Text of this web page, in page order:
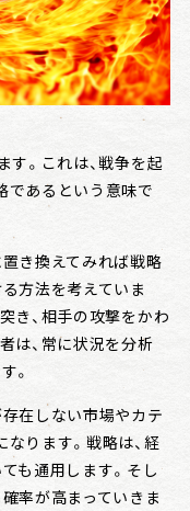
す。これは、戦争を起
であるという意味で
き換えてみれば戦略
方法を考えていま
き、相手の攻撃をかわ
は、常に状況を分析
。
在しない市場やカテ
ります。戦略は、経
も通用します。そし
率が高まっていきま